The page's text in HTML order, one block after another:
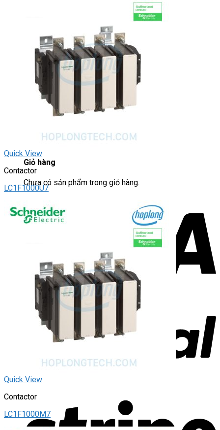
Đèn báo tháp
Đèn báo khác
CHUYỂN MẠCH / NÚT NHẤN
Chuyển mạch có khóa
Công tắc dừng khẩn
Nút nhấn
Phích cắm / Ổ cắm / Công tắc
Can nhiệt
Giỏ hàng
Chưa có sản phẩm trong giỏ hàng.
Quick View
Contactor
LC1F1000U7
Quick View
Contactor
LC1F1000M7